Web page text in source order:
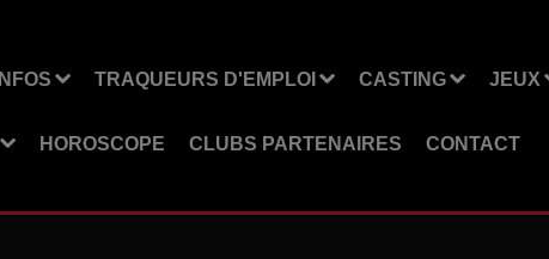
INFOS TRAQUEURS D'EMPLOI CASTING JEUX
HOROSCOPE CLUBS PARTENAIRES CONTACT